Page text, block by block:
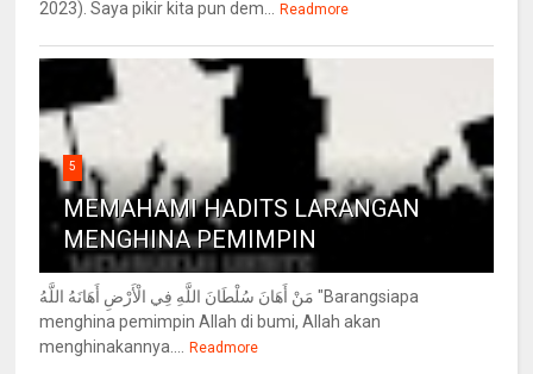
2023). Saya pikir kita pun dem... Readmore
5
MEMAHAMI HADITS LARANGAN
MENGHINA PEMIMPIN
مَنْ أَهَانَ سُلْطَانَ اللَّهِ فِي الْأَرْضِ أَهَانَهُ اللَّهُ "Barangsiapa
menghina pemimpin Allah di bumi, Allah akan
menghinakannya.... Readmore